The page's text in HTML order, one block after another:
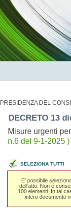
PRESIDENZA DEL
DECRETO 13
Misure urgenti
n.6 del 9-1-2025 )
SELEZIONA TUTTI
E' possibile
dell'atto. Non é
100 elementi. In tal
intero documento